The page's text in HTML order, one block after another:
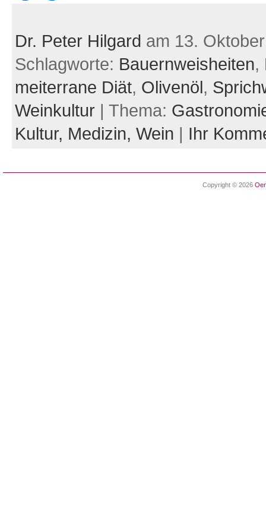
Dr. Peter Hilgard am 13.
Schlagworte: Bauernweisheiten,
meiterrane Diät, Olivenöl,
Weinkultur| Thema:
Kultur, Medizin, Wein | Ihr
Copyright © 2026